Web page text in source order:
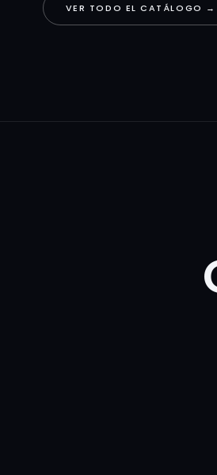
VER TODO EL CATÁLOGO →